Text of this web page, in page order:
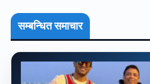
सम्बन्धित समाचार